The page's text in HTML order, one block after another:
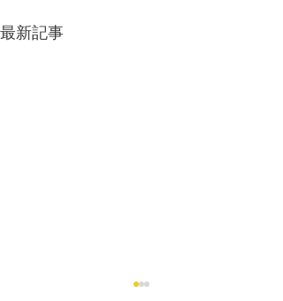
最新記事